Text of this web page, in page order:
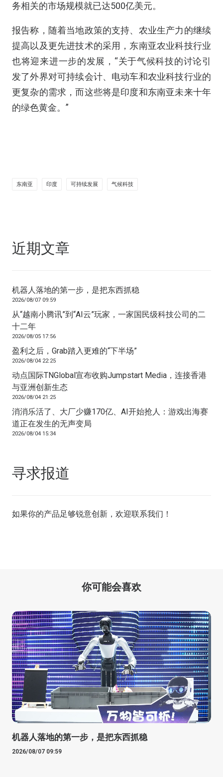
务相关的市场规模就已达500亿美元。
报告称，随着当地政策的支持、农业生产力的继续
提高以及更先进技术的采用，东南亚农业科技行业
也将迎来进一步的发展，“关于气候科技的讨论引
发了外界对可持续会计、电动车和农业科技行业的
更复杂的需求，而这些将是印度和东南亚未来十年
的绿色黄金。”
东南亚 印度 可持续发展 气候科技
近期文章
机器人落地的第一步，是把东西抓稳
2026/08/07 09:59
从“越南小腾讯”到“AI云”玩家，一家国民级科技公司的二
十二年
2026/08/05 17:56
盈利之后，Grab踏入更难的“下半场”
2026/08/04 22:25
动点国际TNGlobal宣布收购Jumpstart Media，连接香港
与亚洲创新生态
2026/08/04 21:25
消消乐活了、大厂少赚170亿、AI开始抢人：游戏出海赛
道正在发生的无声变局
2026/08/04 15:34
寻求报道
如果你的产品足够锐意创新，欢迎联系我们 ！
你可能会喜欢
机器人落地的第一步，是把东西抓稳
2026/08/07 09:59